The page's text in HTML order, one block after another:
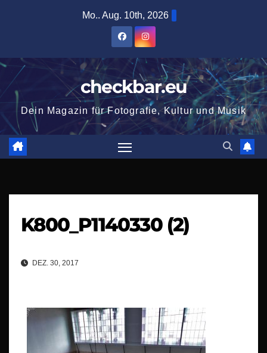
Mo.. Aug. 10th, 2026
checkbar.eu
Dein Magazin für Fotografie, Kultur und Musik
K800_P1140330 (2)
DEZ. 30, 2017